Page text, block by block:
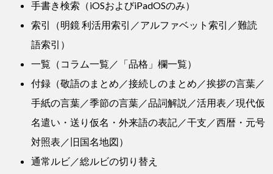
手書き検索（iOSおよびiPadOSのみ）
索引（明鏡 利活用索引／アルファベット索引／難読
語索引）
一覧（コラム一覧／「品格」欄一覧）
付録（敬語のまとめ／接続しのまとめ／挨拶の言葉／
手紙の言葉／季節の言葉／品詞解説／活用表／現代仮
名遣い・送り仮名・外来語の表記／干支／西暦・元号
対照表／旧国名地図）
通常ルビ／総ルビの切り替え